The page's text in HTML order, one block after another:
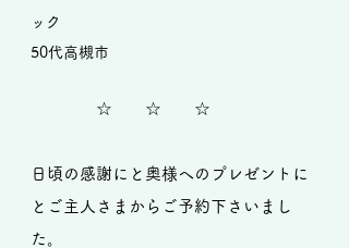
ック
50代高槻市
☆ ☆ ☆
日頃の感謝にと奥様へのプレゼントに
とご主人さまからご予約下さいまし
た。